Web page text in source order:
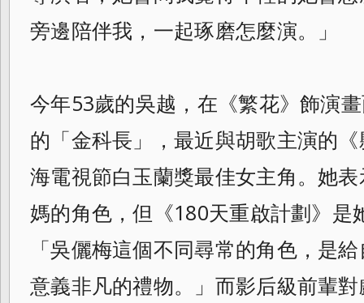
旁邊陪伴我，一起琢磨怎麼演。」
今年53歲的吳越，在《繁花》飾演
的「金科長」，最近與胡歌主演的
海電視節白玉蘭獎最佳女主角。她
媽的角色，但《180天重啟計劃》是
「吳儷梅這個不同尋常的角色，是
意義非凡的禮物。」而影后級前輩